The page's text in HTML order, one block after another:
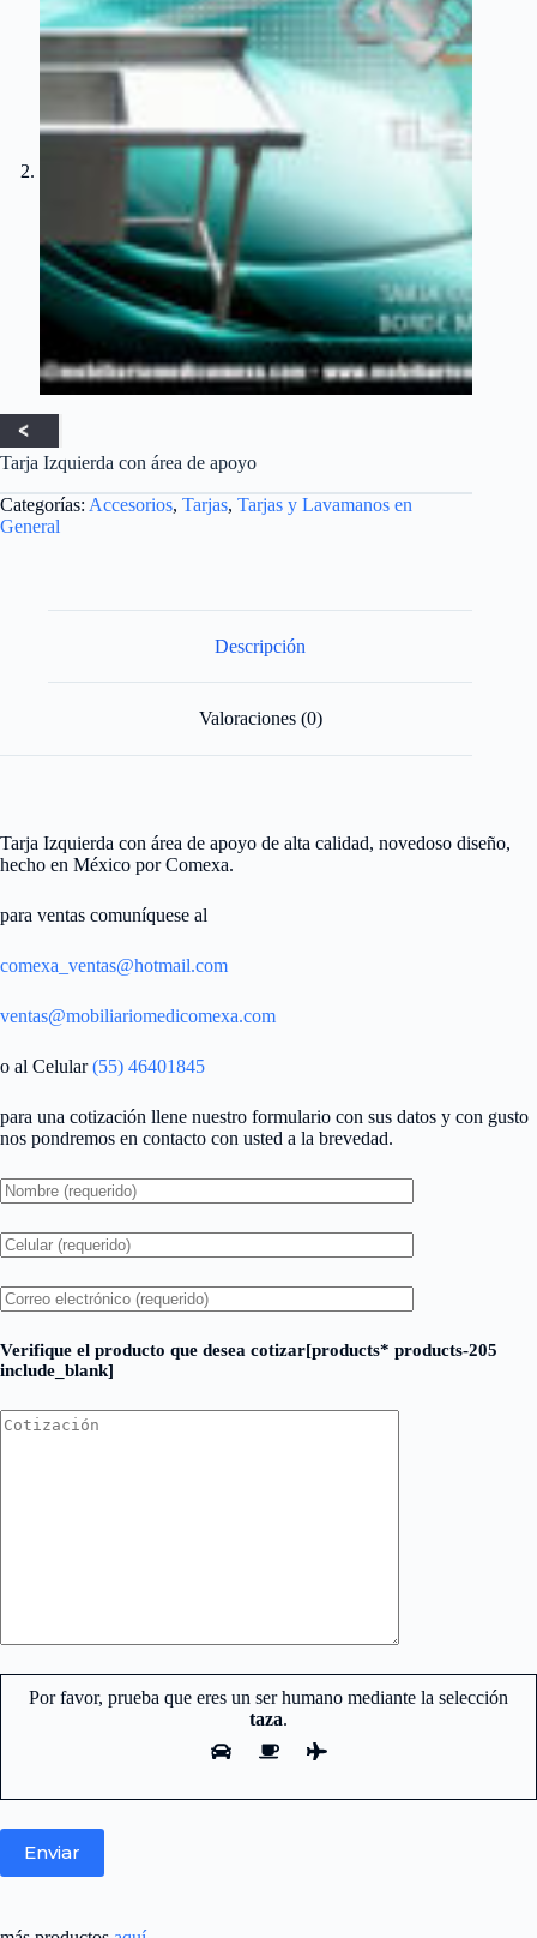
Tarja Izquierda con área de apoyo
Categorías: Accesorios, Tarjas, Tarjas y Lavamanos en
General
Descripción
Valoraciones (0)
Tarja Izquierda con área de apoyo de alta calidad, novedoso diseño,
hecho en México por Comexa.
para ventas comuníquese al
comexa_ventas@hotmail.com
ventas@mobiliariomedicomexa.com
o al Celular(55) 46401845
para una cotización llene nuestro formulario con sus datos y con gusto
nos pondremos en contacto con usted a la brevedad.
Verifique el producto que desea cotizar[products* products-205
include_blank]
Por favor, prueba que eres un ser humano mediante la selección
taza.